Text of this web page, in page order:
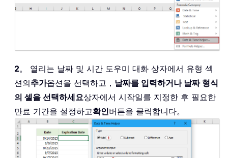
2。 열리는 날짜 및 시간 도우미 대화 상자에서 유형 섹
션의추가옵션을 선택하고， 날짜를 입력하거나 날짜 형식
의 셀을 선택하세요상자에서 시작일를 지정한 후 필요한
만료 기간을 설정하고확인버튼을 클릭합니다。